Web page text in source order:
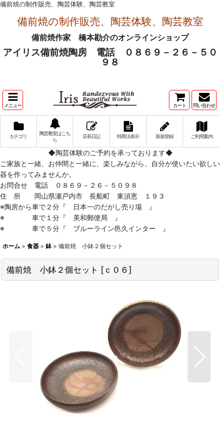
備前焼の制作販売、陶芸体験、陶芸教室
備前焼の制作販売、陶芸体験、陶芸教室
備前焼作家 橋本勘介のオンラインショップ
アイリス備前焼陶房 電話 ０８６９－２６－５０
９８
メニュー カート 問い合わせ
カテゴリ
陶芸教室はこち
ら
店長日記 特商法表示 新規登録 ご利用案内
◆陶芸体験のご予約を承っております◆
ご家族と一緒、お仲間と一緒に、楽しみながら、自分が使いたい欲しい
器を作ってみませんか。
お問合せ 電話 ０８６９－２６－５０９８
住 所 岡山県瀬戸内市 長船町 東須恵 １９３
※陶房から車で２分『 日本一のだがし売り場 』
※ 車で１分『 美和郵便局 』
※ 車で５分『 ブルーライン邑久インター 』
ホーム > 食器 > 鉢 > 備前焼 小鉢２個セット
備前焼 小鉢２個セット [ ｃ０６]